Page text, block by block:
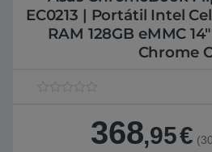
EC0213 | Portátil Intel
RAM 128GB eMMC
Chrome
368,95€